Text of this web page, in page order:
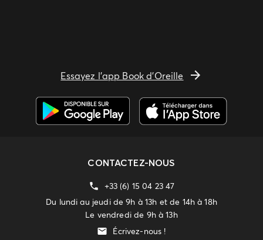
Essayez l'app Book d'Oreille
CONTACTEZ-NOUS
+33 (6) 15 04 23 47
Du lundi au jeudi de 9h à 13h et de 14h à 18h
Le vendredi de 9h à 13h
Écrivez-nous !